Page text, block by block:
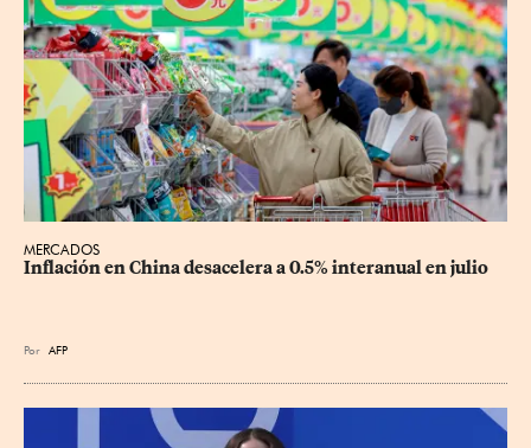
MERCADOS
Inflación en China desacelera a 0.5% interanual en julio
Por AFP